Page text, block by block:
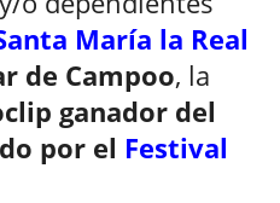
María la Real
de Campoo, la
ganador del
por el Festival